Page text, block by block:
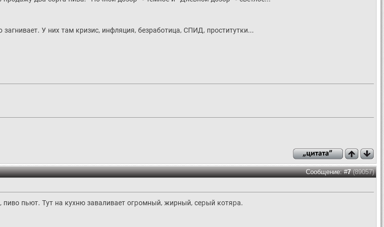
У них там кризис, инфляция, безработица, СПИД, проститутки...
Сообщение: #7(89057)
пьют. Тут на кухню заваливает огpомный, жирный, сеpый котяpа.